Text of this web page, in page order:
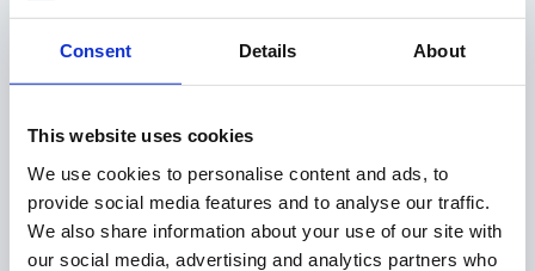
Consent Details About
This website uses cookies
We use cookies to personalise content and ads, to
provide social media features and to analyse our traffic.
We also share information about your use of our site with
our social media, advertising and analytics partners who
Plant Technology
Logistyka magazynowa i produkcyjna
Integracja oprogramowania